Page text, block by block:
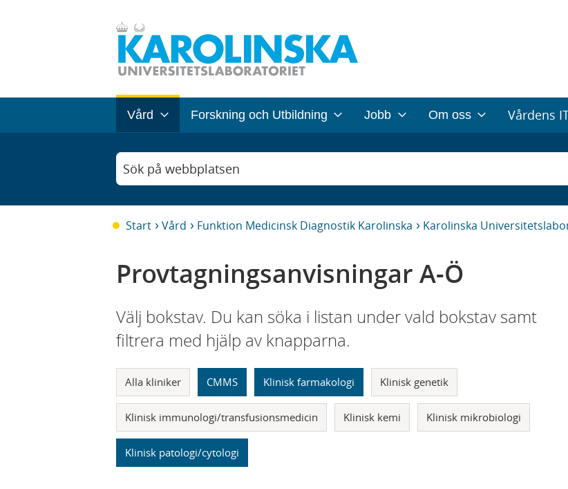
Vård Forskning och Utbildning Jobb Om oss Vårdens
Sök på webbplatsen
Start Vård Funktion Medicinsk Diagnostik Karolinska Karolinska
Provtagningsanvisningar A-Ö
Välj bokstav. Du kan söka i listan under vald bokstav samt
filtrera med hjälp av knapparna.
Alla kliniker CMMS Klinisk farmakologi Klinisk genetik
Klinisk immunologi/transfusionsmedicin Klinisk kemi Klinisk mikrobiologi
Klinisk patologi/cytologi